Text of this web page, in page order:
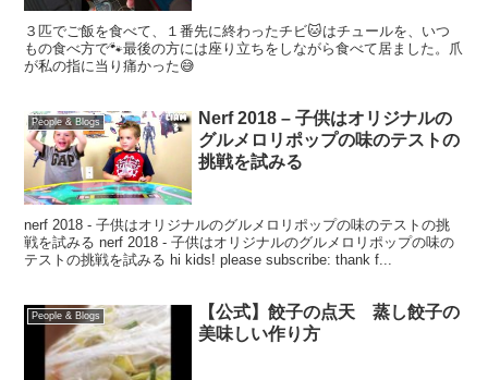
３匹でご飯を食べて、１番先に終わったチビ🐱はチュールを、いつ
もの食べ方で🐾最後の方には座り立ちをしながら食べて居ました。爪
が私の指に当り痛かった😅
People & Blogs
Nerf 2018 – 子供はオリジナルの
グルメロリポップの味のテストの
挑戦を試みる
nerf 2018 - 子供はオリジナルのグルメロリポップの味のテストの挑
戦を試みる nerf 2018 - 子供はオリジナルのグルメロリポップの味の
テストの挑戦を試みる hi kids! please subscribe: thank f...
People & Blogs
【公式】餃子の点天 蒸し餃子の
美味しい作り方